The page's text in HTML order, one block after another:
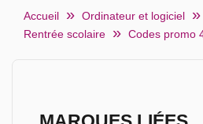
Accueil Ordinateur et logiciel
Rentrée scolaire
Codes promo